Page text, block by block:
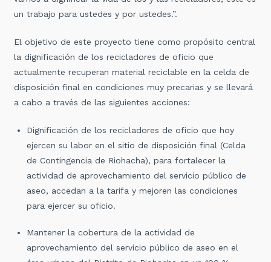
un trabajo para ustedes y por ustedes.”.
El objetivo de este proyecto tiene como propósito central
la dignificación de los recicladores de oficio que
actualmente recuperan material reciclable en la celda de
disposición final en condiciones muy precarias y se llevará
a cabo a través de las siguientes acciones:
Dignificación de los recicladores de oficio que hoy
ejercen su labor en el sitio de disposición final (Celda
de Contingencia de Riohacha), para fortalecer la
actividad de aprovechamiento del servicio público de
aseo, accedan a la tarifa y mejoren las condiciones
para ejercer su oficio.
Mantener la cobertura de la actividad de
aprovechamiento del servicio público de aseo en el